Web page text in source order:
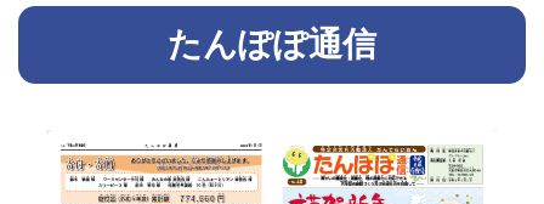
たんぽぽ通信